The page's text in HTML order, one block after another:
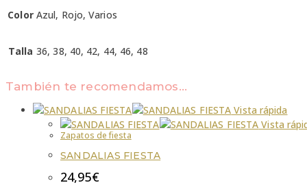
Color Azul, Rojo, Varios
Talla 36, 38, 40, 42, 44, 46, 48
También te recomendamos…
Vista rápida
Vista
Zapatos de fiesta
SANDALIAS FIESTA
24,95€